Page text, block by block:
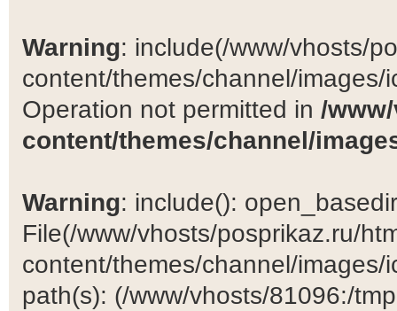
Warning: include(/www/vhosts/
content/themes/channel/
Operation not permitted in /
content/themes/channel/
Warning: include():
File(/www/vhosts/posprikaz.ru/
content/themes/channel/
path(s): (/www/vhosts/81096:/